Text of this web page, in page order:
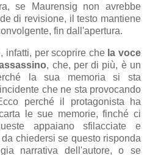
se Maurensig non avrebbe
di revisione, il testo mantiene
fin dall'apertura.
infatti, per scoprire che la voce
, che, per di più, è un
la sua memoria si sta
che ne sta provocando
perché il protagonista ha
le sue memorie, finché ci
appaiano sfilacciate e
chiedersi se questo risponda
narrativa dell'autore, o se